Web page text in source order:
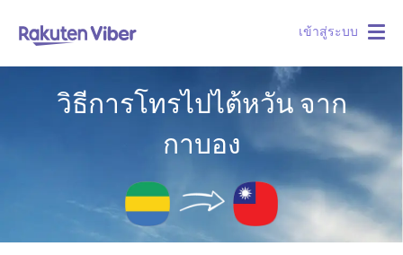
เข้าสู่ระบบ
วิธีการโทรไปไต้หวัน จาก
กาบอง